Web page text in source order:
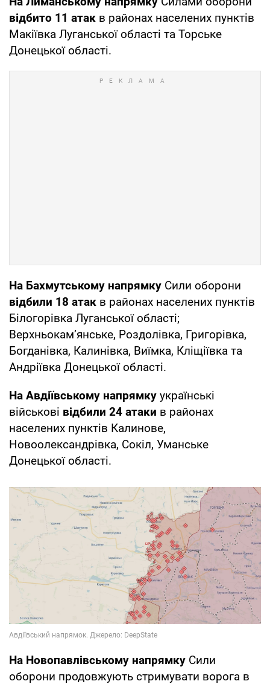
відбито 11 атак в районах населених пунктів
Макіївка Луганської області та Торське
Донецької області.
На Бахмутському напрямку Сили оборони
відбили 18 атак в районах населених пунктів
Білогорівка Луганської області;
Верхньокам’янське, Роздолівка, Григорівка,
Богданівка, Калинівка, Виїмка, Кліщіївка та
Андріївка Донецької області.
На Авдіївському напрямку українські
військові відбили 24 атаки в районах
населених пунктів Калинове,
Новоолександрівка, Сокіл, Уманське
Донецької області.
На Новопавлівському напрямку Сили
оборони продовжують стримувати ворога в